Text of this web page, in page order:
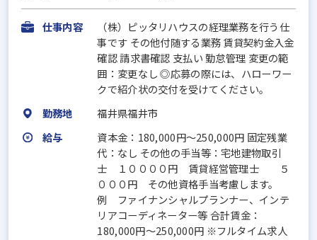
仕事内容
（株）ピッタリハウスの経理業務を行う仕
事です その他付随する業務 賃貸契約金入金
確認 請求書確認 支払い 勤怠管理 変更の範
囲：変更なし ◎応募の際には、ハローワー
クで紹介状の交付を受けてください。
勤務地
福井県福井市
給与
資本金：180,000円〜250,000円 固定残業
代：なし その他の手当等：宅地建物取引
士 １００００円 賃貸経営管理士 ５
０００円 その他資格手当考慮します。
例 ファイナンシャルプランナー、インテ
リアコーディネーター等 合計賃金：
180,000円～250,000円 ※フルタイム求人